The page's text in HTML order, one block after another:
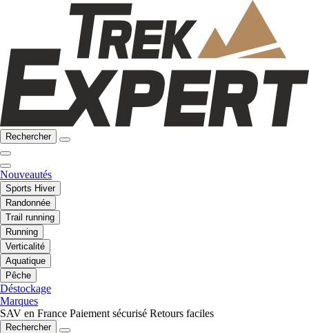
Rechercher
Nouveautés
Sports Hiver
Randonnée
Trail running
Running
Verticalité
Aquatique
Pêche
Déstockage
Marques
SAV en France Paiement sécurisé Retours faciles
Rechercher